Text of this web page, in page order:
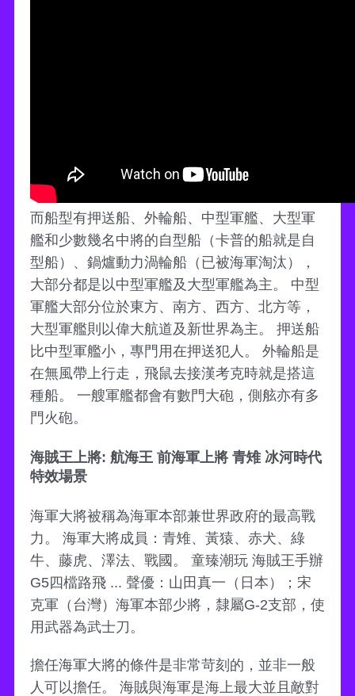
而船型有押送船、外輪船、中型軍艦、大型軍
艦和少數幾名中將的自型船（卡普的船就是自
型船）、鍋爐動力渦輪船（已被海軍淘汰），
大部分都是以中型軍艦及大型軍艦為主。 中型
軍艦大部分位於東方、南方、西方、北方等，
大型軍艦則以偉大航道及新世界為主。 押送船
比中型軍艦小，專門用在押送犯人。 外輪船是
在無風帶上行走，飛鼠去接漢考克時就是搭這
種船。 一艘軍艦都會有數門大砲，側舷亦有多
門火砲。
海賊王上將: 航海王 前海軍上將 青雉 冰河時代
特效場景
海軍大將被稱為海軍本部兼世界政府的最高戰
力。 海軍大將成員：青雉、黃猿、赤犬、綠
牛、藤虎、澤法、戰國。 童臻潮玩 海賊王手辦
G5四檔路飛 ... 聲優：山田真一（日本）；宋
克軍（台灣）海軍本部少將，隸屬G-2支部，使
用武器為武士刀。
擔任海軍大將的條件是非常苛刻的，並非一般
人可以擔任。 海賊與海軍是海上最大並且敵對